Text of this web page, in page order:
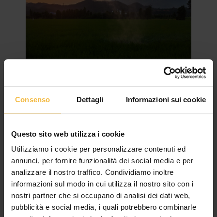
Consenso Dettagli Informazioni sui cookie
Questo sito web utilizza i cookie
Utilizziamo i cookie per personalizzare contenuti ed
annunci, per fornire funzionalità dei social media e per
analizzare il nostro traffico. Condividiamo inoltre
informazioni sul modo in cui utilizza il nostro sito con i
nostri partner che si occupano di analisi dei dati web,
pubblicità e social media, i quali potrebbero combinarle
Potrebbe Interessarti Anche..